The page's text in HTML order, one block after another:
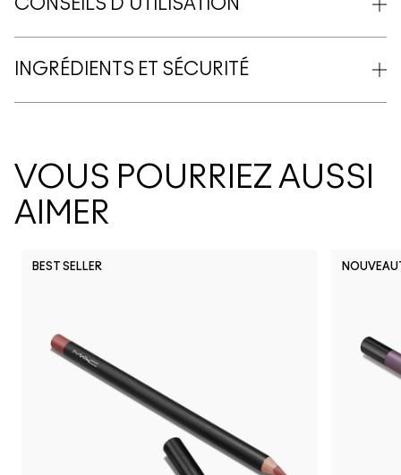
CONSEILS D'UTILISATION
INGRÉDIENTS ET SÉCURITÉ
VOUS POURRIEZ AUSSI
AIMER
BEST SELLER